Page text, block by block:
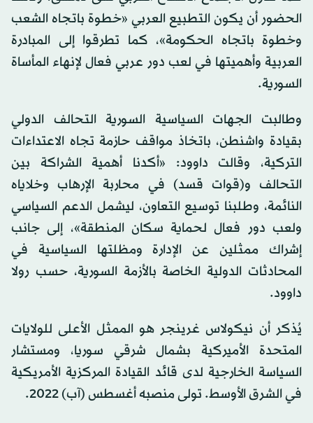
الحضور أن يكون التطبيع العربي «خطوة باتجاه الشعب
وخطوة باتجاه الحكومة»، كما تطرقوا إلى المبادرة
العربية وأهميتها في لعب دور عربي فعال لإنهاء المأساة
السورية.
وطالبت الجهات السياسية السورية التحالف الدولي
بقيادة واشنطن، باتخاذ مواقف حازمة تجاه الاعتداءات
التركية، وقالت داوود: «أكدنا أهمية الشراكة بين
التحالف و(قوات قسد) في محاربة الإرهاب وخلاياه
النائمة، وطلبنا توسيع التعاون، ليشمل الدعم السياسي
ولعب دور فعال لحماية سكان المنطقة»، إلى جانب
إشراك ممثلين عن الإدارة ومظلتها السياسية في
المحادثات الدولية الخاصة بالأزمة السورية، حسب رولا
داوود.
يُذكر أن نيكولاس غرينجر هو الممثل الأعلى للولايات
المتحدة الأميركية بشمال شرقي سوريا، ومستشار
السياسة الخارجية لدى قائد القيادة المركزية الأمريكية
في الشرق الأوسط. تولى منصبه أغسطس (آب) 2022.